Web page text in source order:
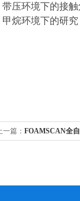
带压环境下的接触
甲烷环境下的研究
一篇： FOAMSCAN全